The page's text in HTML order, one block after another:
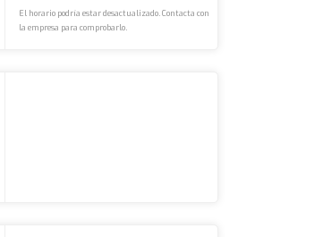
El horario podría estar desactualizado. Contacta con
la empresa para comprobarlo.